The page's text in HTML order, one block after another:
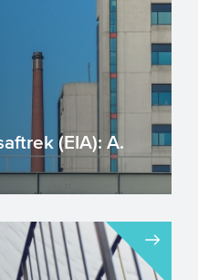
(EIA): A.
(EIA) –
is gericht